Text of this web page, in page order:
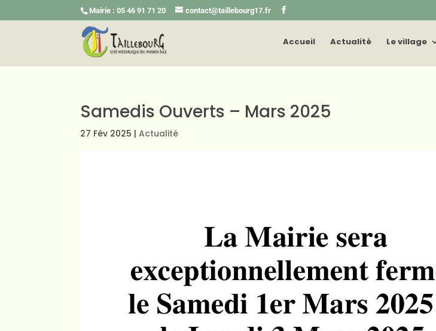
Mairie : 05 46 91 71 20 contact@taillebourg17.fr
Accueil Actualité Le village
Samedis Ouverts – Mars 2025
27 Fév 2025 |Actualité